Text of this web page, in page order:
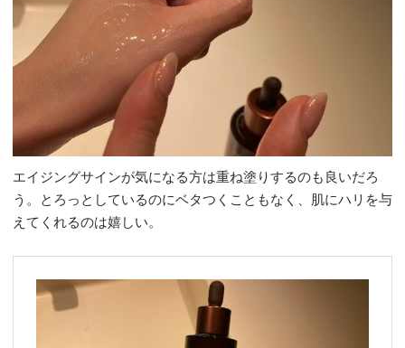
エイジングサインが気になる方は重ね塗りするのも良いだろ
う。とろっとしているのにベタつくこともなく、肌にハリを与
えてくれるのは嬉しい。